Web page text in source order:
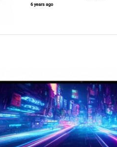
6 years ago